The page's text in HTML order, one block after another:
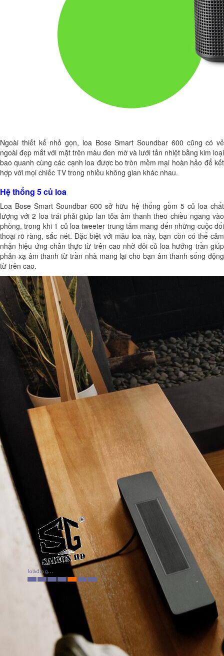
Ngoài thiết kế nhỏ gọn, loa Bose Smart Soundbar 600 cũng có vẻ
ngoài đẹp mắt với mặt trên màu đen mờ và lưới tản nhiệt bằng kim loại
bao quanh cùng các cạnh loa được bo tròn mềm mại hoàn hảo để kết
hợp với mọi chiếc TV trong nhiều không gian khác nhau.
Hệ thống 5 củ loa
Loa Bose Smart Soundbar 600 sở hữu hệ thống gồm 5 củ loa chất
lượng với 2 loa trái phải giúp lan tỏa âm thanh theo chiều ngang vào
phòng, trong khi 1 củ loa tweeter trung tâm mang đến những cuộc đối
thoại rõ ràng, sắc nét. Đặc biệt với mẫu loa này, bạn còn có thể cảm
nhận hiệu ứng chân thực từ trên cao nhờ đôi củ loa hướng trần giúp
phản xạ âm thanh từ trần nhà mang lại cho bạn âm thanh sống động
từ trên cao.